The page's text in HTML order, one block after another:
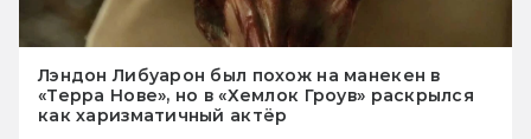
Лэндон Либуарон был похож на манекен в
«Терра Нове», но в «Хемлок Гроув» раскрылся
как харизматичный актёр